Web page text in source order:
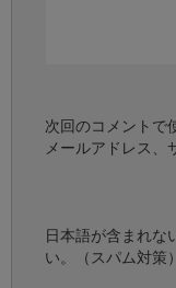
次回のコメントで
メールアドレス、
日本語が含まれな
い。（スパム対策）